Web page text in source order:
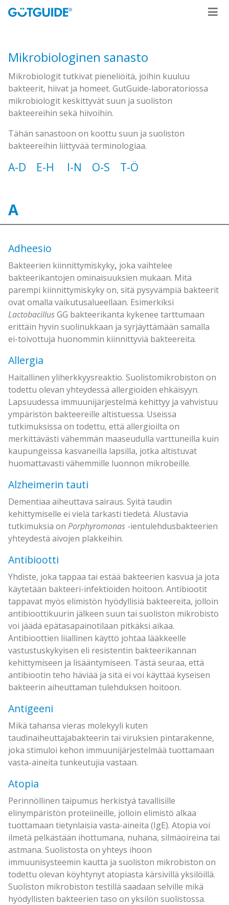
Mikrobiologinen sanasto
Mikrobiologit tutkivat pieneliöitä, joihin kuuluu
bakteerit, hiivat ja homeet. GutGuide-laboratoriossa
mikrobiologit keskittyvät suun ja suoliston
bakteereihin sekä hiivoihin.
Tähän sanastoon on koottu suun ja suoliston
bakteereihin liittyvää terminologiaa.
A-D E-H I-N O-S T-Ö
A
Adheesio
Bakteerien kiinnittymiskyky, joka vaihtelee
bakteerikantojen ominaisuuksien mukaan. Mitä
parempi kiinnittymiskyky on, sitä pysyvämpiä bakteerit
ovat omalla vaikutusalueellaan. Esimerkiksi
LactobacillusGG bakteerikanta kykenee tarttumaan
erittäin hyvin suolinukkaan ja syrjäyttämään samalla
ei-toivottuja huonommin kiinnittyviä bakteereita.
Allergia
Haitallinen yliherkkyysreaktio. Suolistomikrobiston on
todettu olevan yhteydessä allergioiden ehkäisyyn.
Lapsuudessa immuunijärjestelmä kehittyy ja vahvistuu
ympäristön bakteereille altistuessa. Useissa
tutkimuksissa on todettu, että allergioilta on
merkittävästi vähemmän maaseudulla varttuneilla kuin
kaupungeissa kasvaneilla lapsilla, jotka altistuvat
huomattavasti vähemmille luonnon mikrobeille.
Alzheimerin tauti
Dementiaa aiheuttava sairaus. Syitä taudin
kehittymiselle ei vielä tarkasti tiedetä. Alustavia
tutkimuksia on Porphyromonas -ientulehdusbakteerien
yhteydestä aivojen plakkeihin.
Antibiootti
Yhdiste, joka tappaa tai estää bakteerien kasvua ja jota
käytetään bakteeri-infektioiden hoitoon. Antibiootit
tappavat myös elimistön hyödyllisiä bakteereita, jolloin
antibioottikuurin jälkeen suun tai suoliston mikrobisto
voi jäädä epätasapainotilaan pitkäksi aikaa.
Antibioottien liiallinen käyttö johtaa lääkkeelle
vastustuskykyisen eli resistentin bakteerikannan
kehittymiseen ja lisääntymiseen. Tästä seuraa, että
antibiootin teho häviää ja sitä ei voi käyttää kyseisen
bakteerin aiheuttaman tulehduksen hoitoon.
Antigeeni
Mikä tahansa vieras molekyyli kuten
taudinaiheuttajabakteerin tai viruksien pintarakenne,
joka stimuloi kehon immuunijärjestelmää tuottamaan
vasta-aineita tunkeutujia vastaan.
Atopia
Perinnöllinen taipumus herkistyä tavallisille
elinympäristön proteiineille, jolloin elimistö alkaa
tuottamaan tietynlaisia vasta-aineita (IgE). Atopia voi
ilmetä pelkästään ihottumana, nuhana, silmäoireina tai
astmana. Suolistosta on yhteys ihoon
immuunisysteemin kautta ja suoliston mikrobiston on
todettu olevan köyhtynyt atopiasta kärsivillä yksilöillä.
Suoliston mikrobiston testillä saadaan selville mikä
hyödyllisten bakteerien taso on yksilön suolistossa.